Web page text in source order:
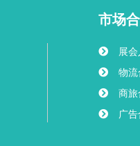
市场
展
物流
商旅
广